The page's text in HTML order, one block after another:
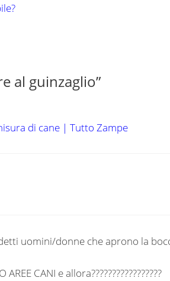
al guinzaglio”
di cane | Tutto Zampe
uomini/donne che aprono la
CANI e allora?????????????????